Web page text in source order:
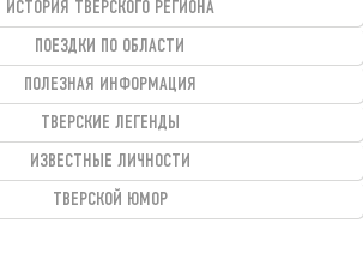
ИСТОРИЯ ТВЕРСКОГО РЕГИОНА
ПОЕЗДКИ ПО ОБЛАСТИ
ПОЛЕЗНАЯ ИНФОРМАЦИЯ
ТВЕРСКИЕ ЛЕГЕНДЫ
ИЗВЕСТНЫЕ ЛИЧНОСТИ
ТВЕРСКОЙ ЮМОР